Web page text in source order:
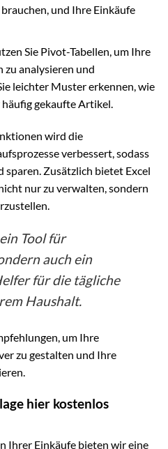
und Ihre Einkäufe
Sie Pivot-Tabellen, um Ihre
zu analysieren und
leichter Muster erkennen, wie
gekaufte Artikel.
wird die
verbessert, sodass
sparen. Zusätzlich bietet Excel
nur zu verwalten, sondern
Tool für
auch ein
für die tägliche
Haushalt.
um Ihre
zu gestalten und Ihre
hier kostenlos
Ihrer Einkäufe bieten wir eine